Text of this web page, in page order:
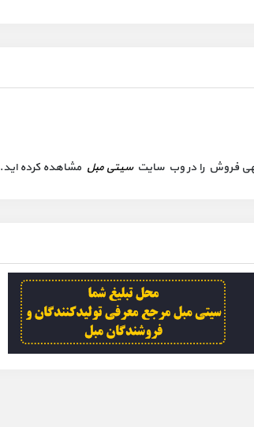
آگهی فروش را در وب سایتسیتی مبل مشاهده کرده اید.